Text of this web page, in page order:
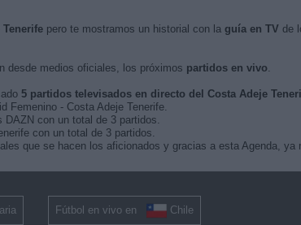
pero te mostramos un historial con la guía en TV de
desde medios oficiales, los próximos partidos en vivo.
5 partidos televisados en directo del Costa Adeje
Femenino - Costa Adeje Tenerife.
DAZN con un total de 3 partidos.
con un total de 3 partidos.
que se hacen los aficionados y gracias a esta Agenda, ya
Fútbol en vivo en Chile